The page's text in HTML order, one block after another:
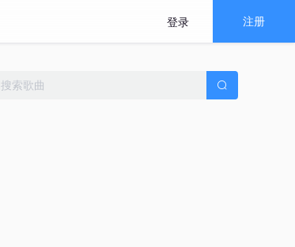
登录 注册